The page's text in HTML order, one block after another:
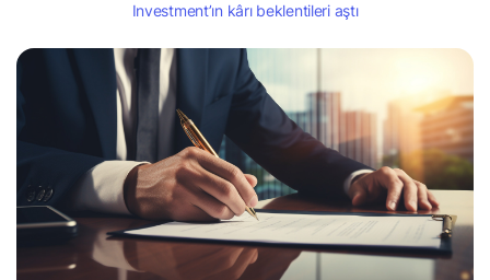
Investment’ın kârı beklentileri aştı